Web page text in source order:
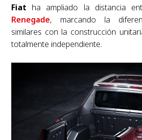
Fiat ha ampliado la distancia
Renegade, marcando la
similares con la construcción
totalmente independiente.